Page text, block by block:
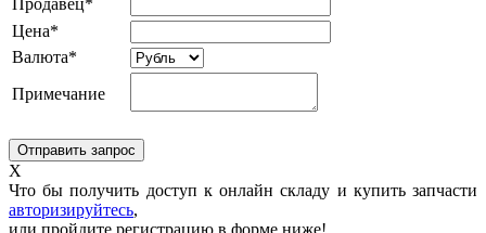
Цена*
Валюта*
Примечание
X
Что бы получить доступ к онлайн складу и купить запчасти
авторизируйтесь,
или пройдите регистрацию в форме ниже!